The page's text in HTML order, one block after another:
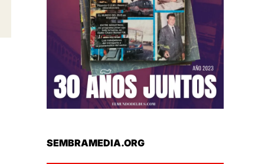
SEMBRAMEDIA.ORG